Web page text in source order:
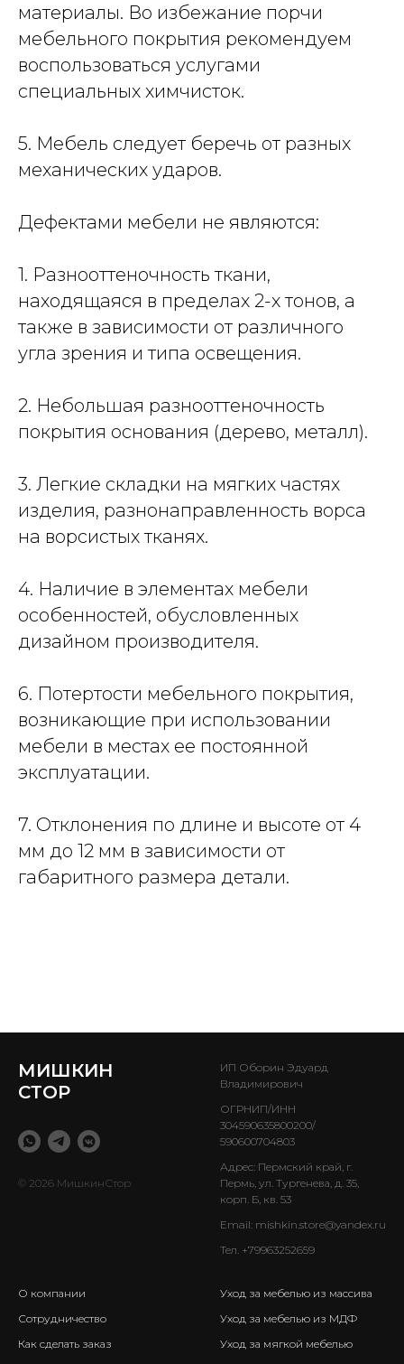
материалы. Во избежание порчи
мебельного покрытия рекомендуем
воспользоваться услугами
специальных химчисток.
5. Мебель следует беречь от разных
механических ударов.
Дефектами мебели не являются:
1. Разнооттеночность ткани,
находящаяся в пределах 2-х тонов, а
также в зависимости от различного
угла зрения и типа освещения.
2. Небольшая разнооттеночность
покрытия основания (дерево, металл).
3. Легкие складки на мягких частях
изделия, разнонаправленность ворса
на ворсистых тканях.
4. Наличие в элементах мебели
особенностей, обусловленных
дизайном производителя.
6. Потертости мебельного покрытия,
возникающие при использовании
мебели в местах ее постоянной
эксплуатации.
7. Отклонения по длине и высоте от 4
мм до 12 мм в зависимости от
габаритного размера детали.
МИШКИН
СТОР
© 2026 МишкинСтор
ИП Оборин Эдуард
Владимирович
ОГРНИП/ИНН
304590635800200/
590600704803
Адрес: Пермский край, г.
Пермь, ул. Тургенева, д. 35,
корп. Б, кв. 53
Email: mishkin.store@yandex.ru
Тел. +79963252659
О компании
Сотрудничество
Как сделать заказ
Уход за мебелью из массива
Уход за мебелью из МДФ
Уход за мягкой мебелью